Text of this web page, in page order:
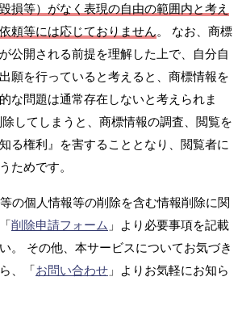
損等）がなく表現の自由の範囲内と考え
頼等には応じておりません。 なお、商標
公開される前提を理解した上で、自分自
願を行っていると考えると、商標情報を
な問題は通常存在しないと考えられま
してしまうと、商標情報の調査、閲覧を
る権利』を害することとなり、閲覧者に
ためです。
の個人情報等の削除を含む情報削除に関
削除申請フォーム 」より必要事項を記載
。 その他、本サービスについてお気づき
、「お問い合わせ 」よりお気軽にお知ら